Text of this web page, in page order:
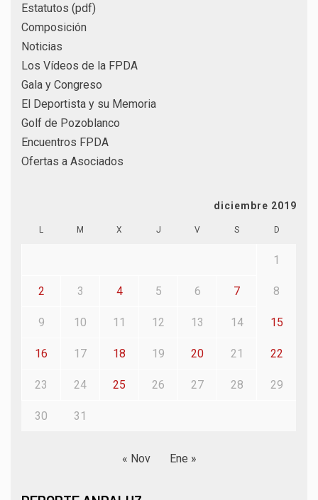
Estatutos (pdf)
Composición
Noticias
Los Vídeos de la FPDA
Gala y Congreso
El Deportista y su Memoria
Golf de Pozoblanco
Encuentros FPDA
Ofertas a Asociados
diciembre 2019
L M X J V S D
1
2 3 4 5 6 7 8
9 10 11 12 13 14 15
16 17 18 19 20 21 22
23 24 25 26 27 28 29
30 31
« Nov Ene »